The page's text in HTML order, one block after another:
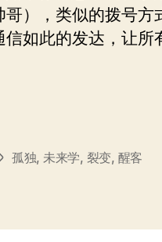
哥），类似的拨号方
信如此的发达，让所
孤独, 未来学, 裂变, 醒客